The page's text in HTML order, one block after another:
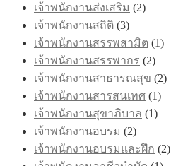
เจ้าพนักงานส่งเสริม (2)
เจ้าพนักงานสถิติ (3)
เจ้าพนักงานสรรพสามิต (1)
เจ้าพนักงานสรรพากร (2)
เจ้าพนักงานสาธารณสุข (2)
เจ้าพนักงานสารสนเทศ (1)
เจ้าพนักงานสุขาภิบาล (1)
เจ้าพนักงานอบรม (2)
เจ้าพนักงานอบรมและฝึก (2)